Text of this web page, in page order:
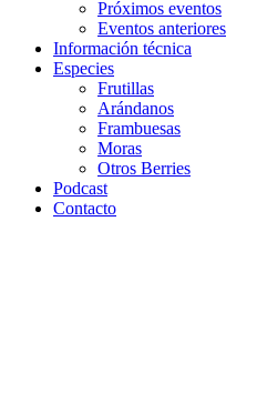
Próximos eventos
Eventos anteriores
Información técnica
Especies
Frutillas
Arándanos
Frambuesas
Moras
Otros Berries
Podcast
Contacto